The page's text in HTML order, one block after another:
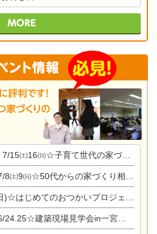
㈯16㈰☆子育て世代の家づくり相談会
㈯9㈰☆50代からの家づくり相談会
はじめてのおつかいプロジェクト
建築現場見学会in一宮市木曽川町